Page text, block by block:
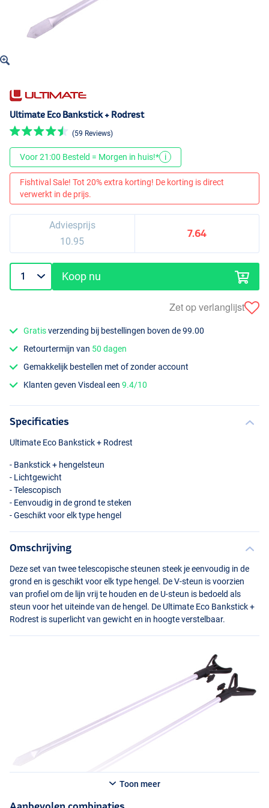
Ultimate Eco Bankstick + Rodrest
(59 Reviews)
Voor 21:00 Besteld = Morgen in huis!* i
Fishtival Sale! Tot 20% extra korting! De korting is direct
verwerkt in de prijs.
Adviesprijs
10.95
7.64
Koop nu
Zet op verlanglijst
Gratisverzending bij bestellingen boven de 99.00
Retourtermijn van 50 dagen
Gemakkelijk bestellen met of zonder account
Klanten geven Visdeal een9.4/10
Specificaties
Ultimate Eco Bankstick + Rodrest
- Bankstick + hengelsteun
- Lichtgewicht
- Telescopisch
- Eenvoudig in de grond te steken
- Geschikt voor elk type hengel
Omschrijving
Deze set van twee telescopische steunen steek je eenvoudig in de
grond en is geschikt voor elk type hengel. De V-steun is voorzien
van profiel om de lijn vrij te houden en de U-steun is bedoeld als
steun voor het uiteinde van de hengel. De Ultimate Eco Bankstick +
Rodrest is superlicht van gewicht en in hoogte verstelbaar.
Toon meer